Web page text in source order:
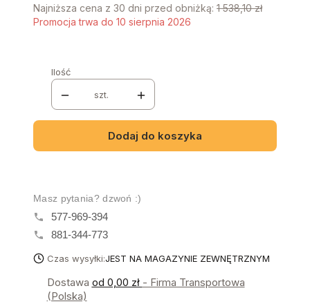
Najniższa cena z 30 dni przed obniżką: 1 538,10 zł
Promocja trwa do 10 sierpnia 2026
Ilość
szt.
Dodaj do koszyka
Masz pytania? dzwoń :)
577-969-394
881-344-773
Czas wysyłki:JEST NA MAGAZYNIE ZEWNĘTRZNYM
Dostawa od 0,00 zł - Firma Transportowa
(Polska)